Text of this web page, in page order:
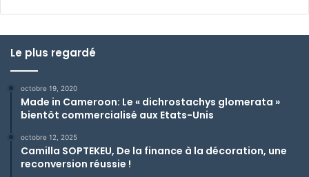
Le plus regardé
octobre 19, 2020
Made in Cameroon: Le « dichrostachys glomerata »
bientôt commercialisé aux Etats-Unis
octobre 12, 2025
Camilla SOPTEKEU, De la finance à la décoration, une
reconversion réussie !